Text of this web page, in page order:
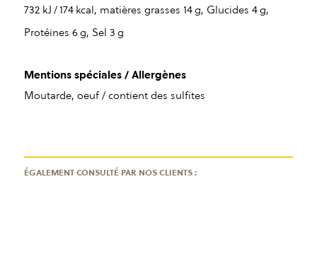
732 kJ / 174 kcal, matières grasses 14 g, Glucides 4 g,
Protéines 6 g, Sel 3 g
Mentions spéciales / Allergènes
Moutarde, oeuf / contient des sulfites
ÉGALEMENT CONSULTÉ PAR NOS CLIENTS :